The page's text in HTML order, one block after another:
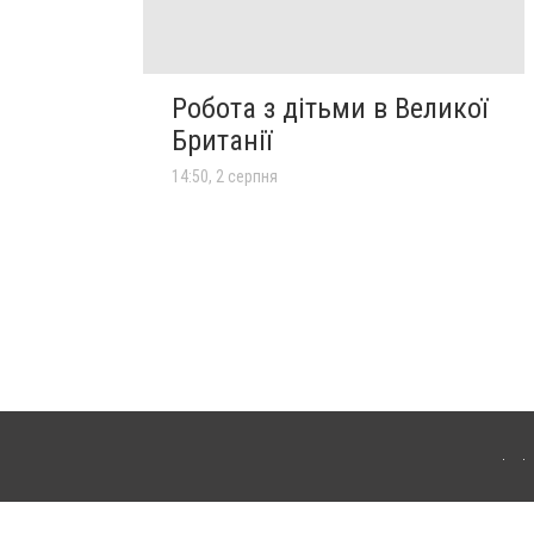
Робота з дітьми в Великої
Британії
14:50, 2 серпня